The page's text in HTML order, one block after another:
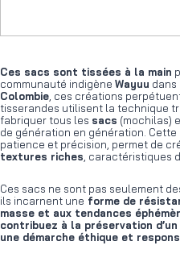
Ces sacs sont tissées à la main
communauté indigène Wayuu dans
Colombie , ces créations
tisserandes utilisent la technique
fabriquer tous les sacs (mochilas)
de génération en génération.
patience et précision, permet de
textures riches , caractéristiques
Ces sacs ne sont pas seulement
ils incarnent une forme de
masse et aux tendances
contribuez à la préservation
une démarche éthique et